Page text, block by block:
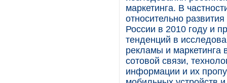
маркетинга. В
относительно
России в 2010 году и
тенденций в
рекламы и маркетинга
сотовой связи,
информации и их